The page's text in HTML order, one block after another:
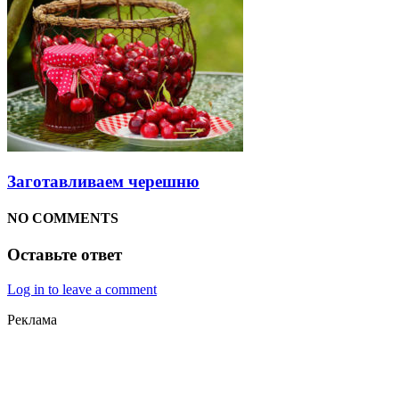
Заготавливаем черешню
NO COMMENTS
Оставьте ответ
Log in to leave a comment
Реклама